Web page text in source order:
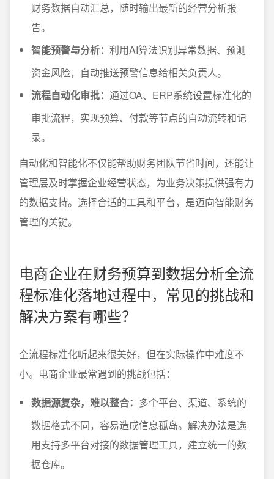
财务数据自动汇总，随时输出最新的经营分析报
告。
智能预警与分析： 利用AI算法识别异常数据、预测
资金风险，自动推送预警信息给相关负责人。
流程自动化审批： 通过OA、ERP系统设置标准化的
审批流程，实现预算、付款等节点的自动流转和记
录。
自动化和智能化不仅能帮助财务团队节省时间，还能让
管理层及时掌握企业经营状态，为业务决策提供强有力
的数据支持。选择合适的工具和平台，是迈向智能财务
管理的关键。
电商企业在财务预算到数据分析全流
程标准化落地过程中，常见的挑战和
解决方案有哪些？
全流程标准化听起来很美好，但在实际操作中难度不
小。电商企业最常遇到的挑战包括：
数据源复杂，难以整合： 多个平台、渠道、系统的
数据格式不同，容易造成信息孤岛。解决办法是选
用支持多平台对接的数据管理工具，建立统一的数
据仓库。